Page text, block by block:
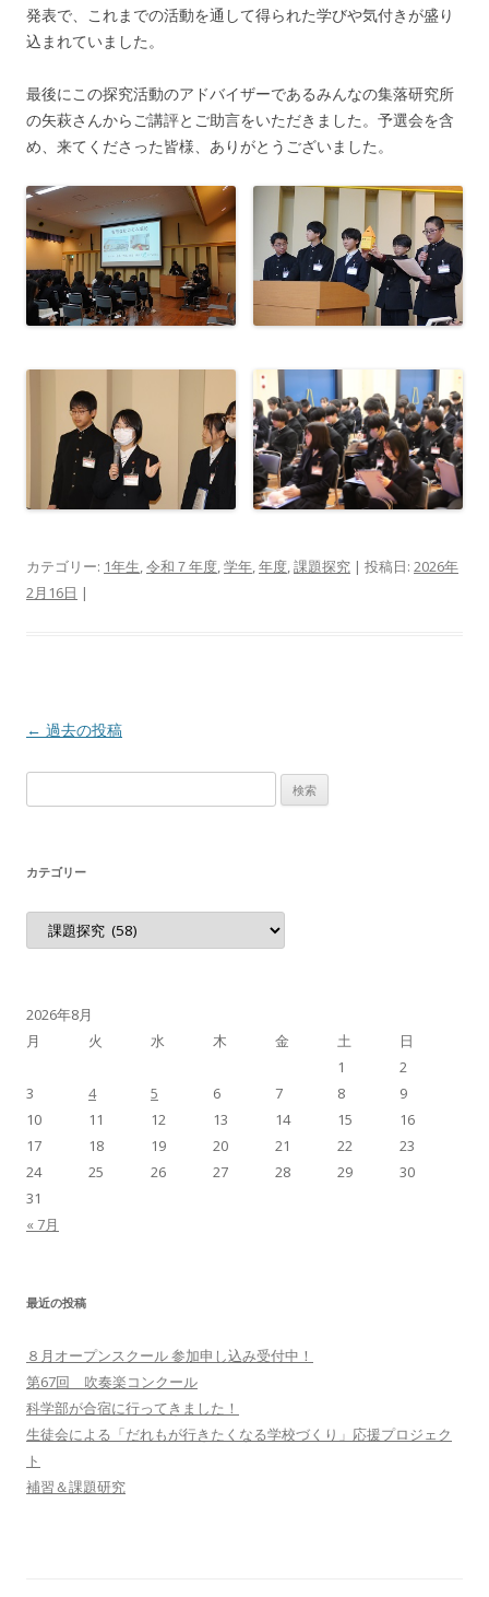
発表で、これまでの活動を通して得られた学びや気付きが盛り
込まれていました。
最後にこの探究活動のアドバイザーであるみんなの集落研究所
の矢萩さんからご講評とご助言をいただきました。予選会を含
め、来てくださった皆様、ありがとうございました。
カテゴリー: 1年生 令和７年度 学年 年度 課題探究 | 投稿日: 2026年
2月16日 |
投稿ナビゲーション
← 過去の投稿
カテゴリー
カテゴリー
2026年8月
月
火 水 木 金 土 日
« 7月
1
2
3
4 5 6 7 8
9
10
11 12 13 14 15
16
17
18 19 20 21 22
23
24
25 26 27 28 29
30
31
最近の投稿
８月オープンスクール 参加申し込み受付中！
第67回 吹奏楽コンクール
科学部が合宿に行ってきました！
生徒会による「だれもが行きたくなる学校づくり」応援プロジェク
ト
補習＆課題研究